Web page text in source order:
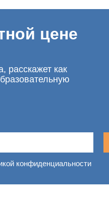
цене
расскажет как
конфиденциальности